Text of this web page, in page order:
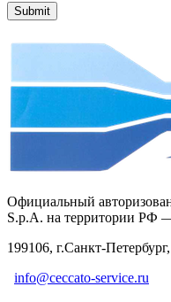
Официальный
S.p.A. на территории
199106, г.Санкт-
info@ceccato-service.ru